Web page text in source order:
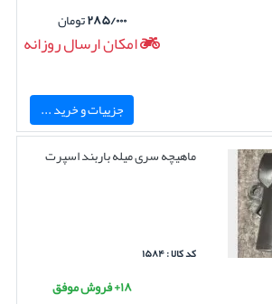
۲۸۵/۰۰۰تومان
امکان ارسال روزانه
جزییات و خرید ...
ماهیچه سری میله باربند اسپرت
کد کالا : ۱۵۸۴
۱۸+ فروش موفق